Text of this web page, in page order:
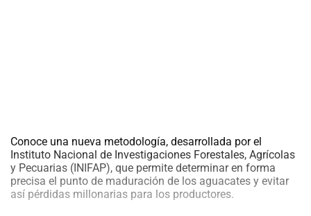
Conoce una nueva metodología, desarrollada por el
Instituto Nacional de Investigaciones Forestales, Agrícolas
y Pecuarias (INIFAP), que permite determinar en forma
precisa el punto de maduración de los aguacates y evitar
así pérdidas millonarias para los productores.